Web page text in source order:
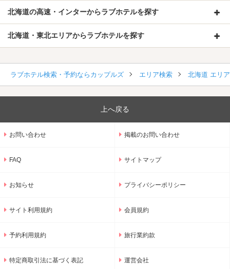
北海道の高速・インターからラブホテルを探す
北海道・東北エリアからラブホテルを探す
ラブホテル検索・予約ならカップルズ エリア検索 北海道 エリ
上へ戻る
お問い合わせ 掲載のお問い合わせ
FAQ サイトマップ
お知らせ プライバシーポリシー
サイト利用規約 会員規約
予約利用規約 旅行業約款
特定商取引法に基づく表記 運営会社